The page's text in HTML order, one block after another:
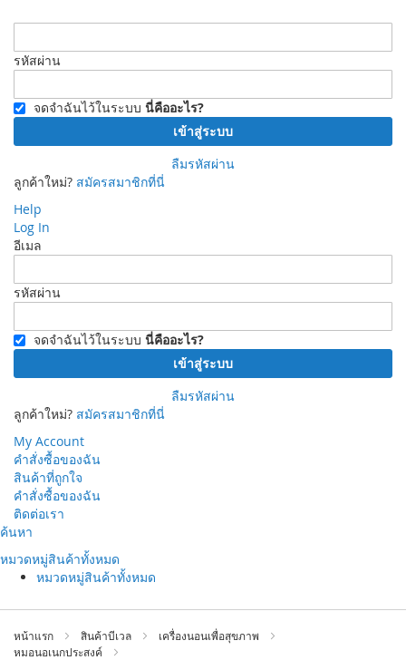
รหัสผ่าน
จดจำฉันไว้ในระบบ นี่คืออะไร?
เข้าสู่ระบบ
ลืมรหัสผ่าน
ลูกค้าใหม่? สมัครสมาชิกที่นี่
Help
Log In
อีเมล
รหัสผ่าน
จดจำฉันไว้ในระบบ นี่คืออะไร?
เข้าสู่ระบบ
ลืมรหัสผ่าน
ลูกค้าใหม่? สมัครสมาชิกที่นี่
My Account
คำสั่งซื้อของฉัน
สินค้าที่ถูกใจ
คำสั่งซื้อของฉัน
ติดต่อเรา
ข้าม
ที่
เนื้อหา
ค้นหา
หมวดหมู่สินค้าทั้งหมด
หมวดหมู่สินค้าทั้งหมด
หน้าแรก สินค้าบีเวล
เครื่องนอนเพื่อสุขภาพ
หมอนอเนกประสงค์